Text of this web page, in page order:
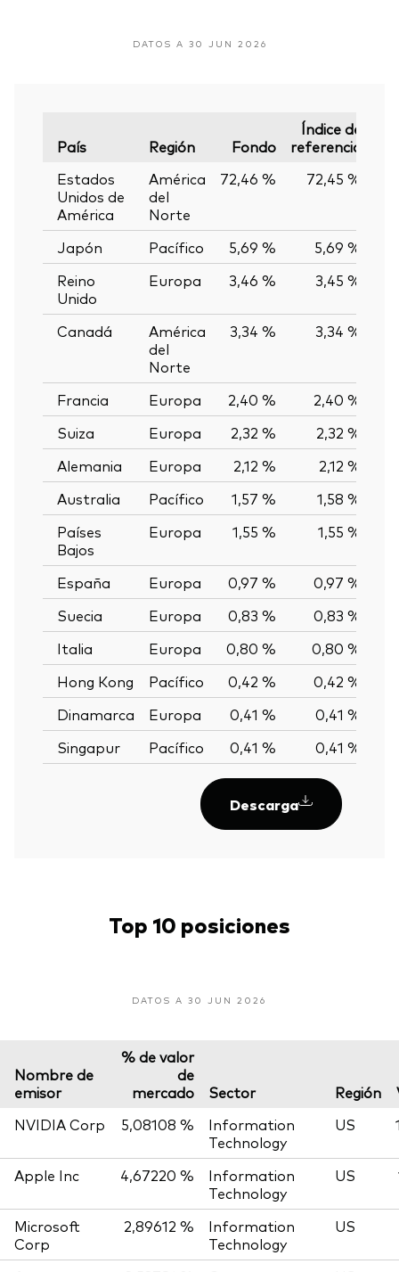
DATOS A 30 JUN 2026
País Región Fondo
Índice de
referencia
Estados
Unidos de
América
América
del
Norte
72,46 % 72,45 %
Japón Pacífico 5,69 % 5,69 %
Reino
Unido
Europa 3,46 % 3,45 %
Canadá
América
del
Norte
3,34 % 3,34 %
Francia Europa 2,40 % 2,40 %
Suiza
Europa 2,32 % 2,32 %
Alemania
Europa 2,12 % 2,12 %
Australia
Pacífico 1,57 % 1,58 %
Países
Bajos
Europa 1,55 % 1,55 %
España Europa 0,97 % 0,97 %
Suecia
Europa 0,83 % 0,83 %
Italia
Europa 0,80 % 0,80 %
Hong Kong
Pacífico 0,42 % 0,42 %
Dinamarca
Europa 0,41 % 0,41 %
Singapur
Pacífico 0,41 % 0,41 %
Descarga
Top 10 posiciones
DATOS A 30 JUN 2026
Nombre de
emisor
% de valor
de
mercado
Sector Región
NVIDIA Corp
5,08108 %
Information
Technology
US
Apple Inc 4,67220 %
Information
Technology
US
Microsoft
Corp
2,89612 %
Information
Technology
US